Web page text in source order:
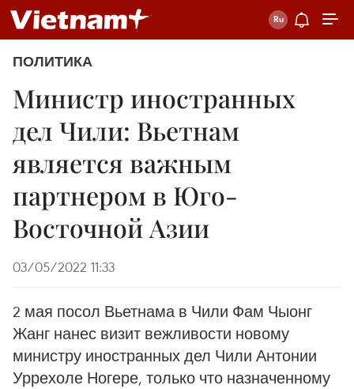
ПОЛИТИКА
Министр иностранных
дел Чили: Вьетнам
является важным
партнером в Юго-
Восточной Азии
03/05/2022 11:33
2 мая посол Вьетнама в Чили Фам Чыонг
Жанг нанес визит вежливости новому
министру иностранных дел Чили Антонии
Уррехоле Ногере, только что назначенному